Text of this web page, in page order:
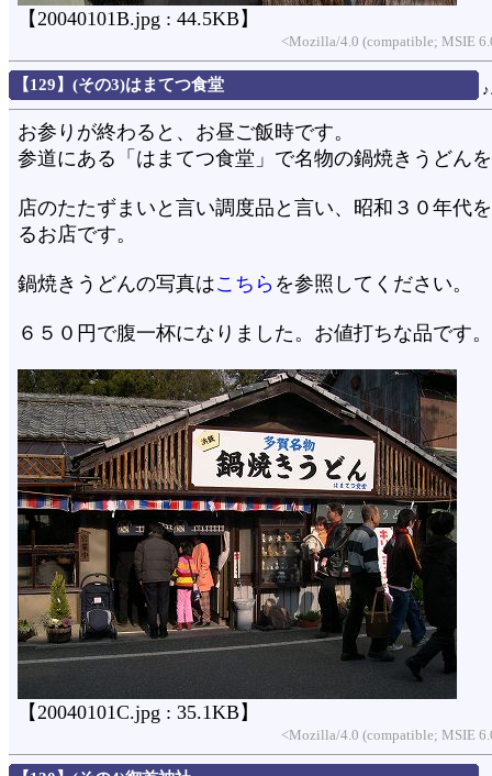
【20040101B.jpg : 44.5KB】
<Mozilla/4.0 (compatible; MSIE
【129】(その3)はまてつ食堂
お参りが終わると、お昼ご飯時です。
参道にある「はまてつ食堂」で名物の鍋焼きうどん
店のたたずまいと言い調度品と言い、昭和３０年代
るお店です。
鍋焼きうどんの写真はこちら を参照してください。
６５０円で腹一杯になりました。お値打ちな品です。
【20040101C.jpg : 35.1KB】
<Mozilla/4.0 (compatible; MSIE